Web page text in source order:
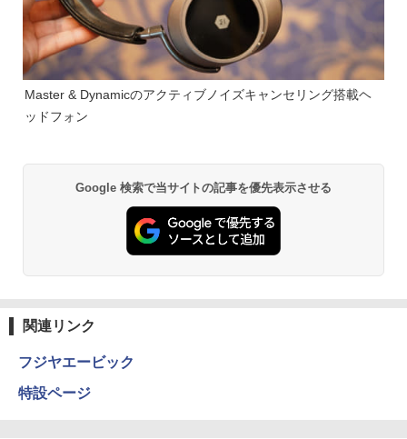
Master & Dynamicのアクティブノイズキャンセリング搭載ヘ
ッドフォン
Google 検索で当サイトの記事を優先表示させる
関連リンク
フジヤエービック
特設ページ